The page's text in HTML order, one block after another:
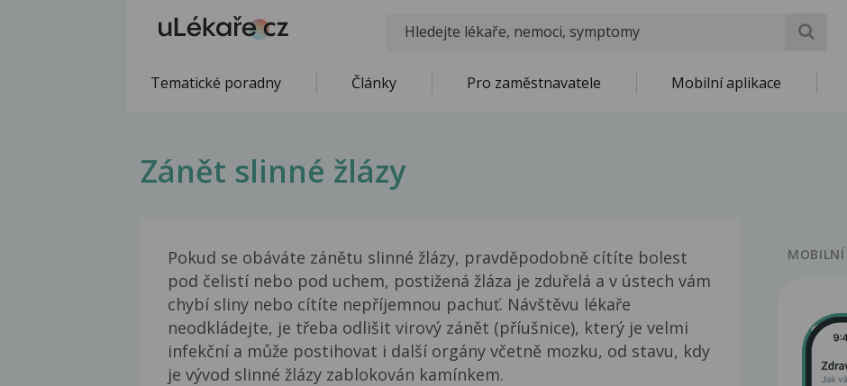
Tematické poradny Články Pro zaměstnavatele Mobilní aplikace
Zánět slinné žlázy
Pokud se obáváte zánětu slinné žlázy, pravděpodobně cítíte bolest
pod čelistí nebo pod uchem, postižená žláza je zduřelá a v ústech vám
chybí sliny nebo cítíte nepříjemnou pachuť. Návštěvu lékaře
neodkládejte, je třeba odlišit virový zánět (příušnice), který je velmi
infekční a může postihovat i další orgány včetně mozku, od stavu, kdy
je vývod slinné žlázy zablokován kamínkem.
MOBILNÍ